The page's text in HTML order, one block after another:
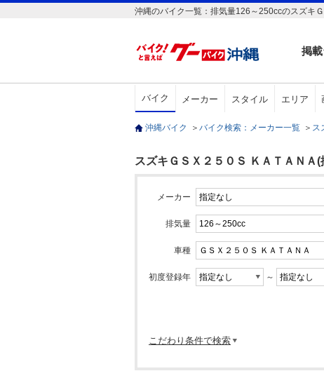
沖縄のバイク一覧：排気量126～250ccのスズキ
掲
バイク メーカー スタイル エリア
沖縄バイク ＞ バイク検索：メーカー一覧 ＞ ス
スズキＧＳＸ２５０Ｓ ＫＡＴＡＮＡ
メーカー
排気量
車種
初度登録年 ～
こだわり条件で検索